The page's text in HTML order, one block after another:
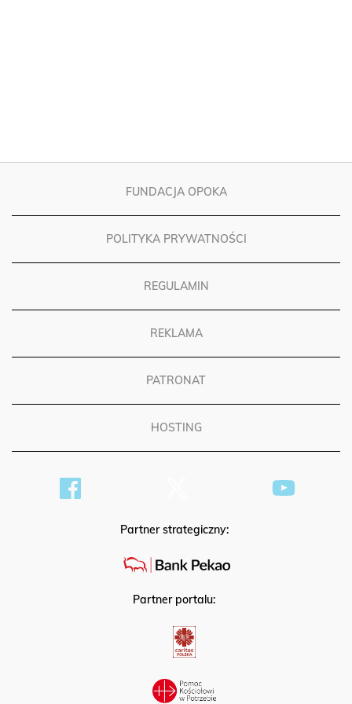
FUNDACJA OPOKA
POLITYKA PRYWATNOŚCI
REGULAMIN
REKLAMA
PATRONAT
HOSTING
Partner strategiczny:
Partner portalu: